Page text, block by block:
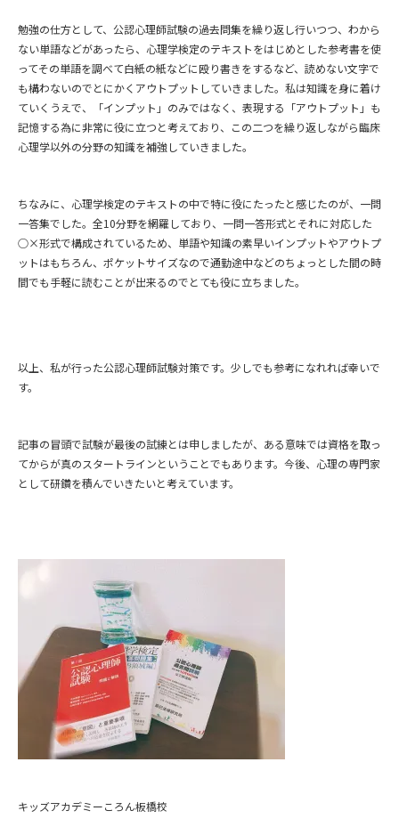
勉強の仕方として、公認心理師試験の過去問集を繰り返し行いつつ、わから
ない単語などがあったら、心理学検定のテキストをはじめとした参考書を使
ってその単語を調べて白紙の紙などに殴り書きをするなど、読めない文字で
も構わないのでとにかくアウトプットしていきました。私は知識を身に着け
ていくうえで、「インプット」のみではなく、表現する「アウトプット」も
記憶する為に非常に役に立つと考えており、この二つを繰り返しながら臨床
心理学以外の分野の知識を補強していきました。
ちなみに、心理学検定のテキストの中で特に役にたったと感じたのが、一問
一答集でした。全10分野を網羅しており、一問一答形式とそれに対応した
○×形式で構成されているため、単語や知識の素早いインプットやアウトプ
ットはもちろん、ポケットサイズなので通勤途中などのちょっとした間の時
間でも手軽に読むことが出来るのでとても役に立ちました。
以上、私が行った公認心理師試験対策です。少しでも参考になれれば幸いで
す。
記事の冒頭で試験が最後の試練とは申しましたが、ある意味では資格を取っ
てからが真のスタートラインということでもあります。今後、心理の専門家
として研鑽を積んでいきたいと考えています。
キッズアカデミーころん板橋校